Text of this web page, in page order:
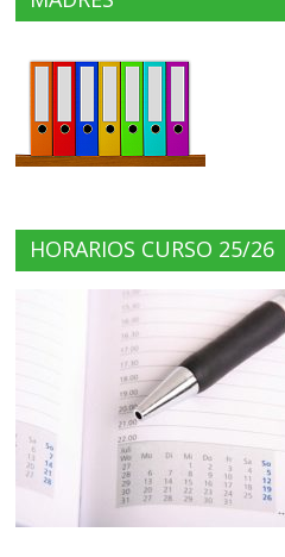
HORARIOS CURSO 25/26